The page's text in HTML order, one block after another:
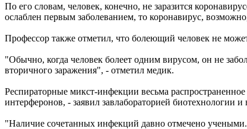
По его словам, человек, конечно, не заразится
ослаблен первым заболеванием, то коронавирус,
Профессор также отметил, что болеющий человек не
"Обычно, когда человек болеет одним вирусом, он не
вторичного заражения", - отметил медик.
Респираторные микст-инфекции весьма
интерферонов, - заявил завлабораторией биотехнологии
"Наличие сочетанных инфекций давно отмечено